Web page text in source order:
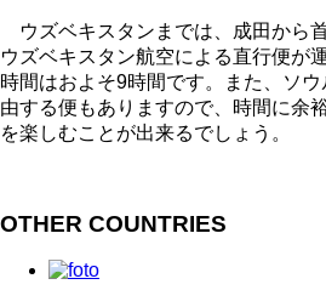
ウズベキスタンまでは、成田から
ウズベキスタン航空による直行便が
時間はおよそ9時間です。また、ソ
由する便もありますので、時間に余
を楽しむことが出来るでしょう。
OTHER COUNTRIES